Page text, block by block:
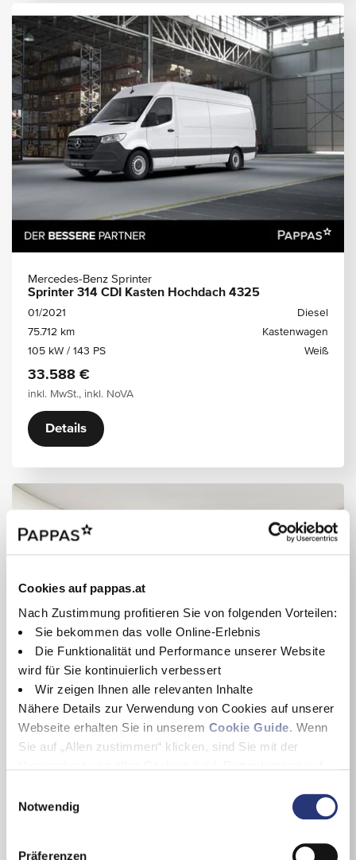
Cookies auf pappas.at
Nach Zustimmung profitieren Sie von folgenden Vorteilen:
Sie bekommen das volle Online-Erlebnis
Die Funktionalität und Performance unserer Website
wird für Sie kontinuierlich verbessert
Wir zeigen Ihnen alle relevanten Inhalte
Nähere Details zur Verwendung von Cookies auf unserer
Webseite erhalten Sie in unserem Cookie Guide. Wenn
Sie auf „Allen zustimmen“ klicken, sind Sie mit der
diese Webseite auch in Zukunft zu verbessern und
Wenn Sie nur einzelne Cookies erlauben wollen, können
Notwendig
Präferenzen
Mercedes-Benz Sprinter
Sprinter 314 CDI Kasten Hochdach 4325
01/2021
Diesel
75.712 km
Kastenwagen
105 kW / 143 PS
Weiß
33.588 €
inkl. MwSt., inkl. NoVA
Details
Diesel
92.573 km
Kastenwagen
33.588 €